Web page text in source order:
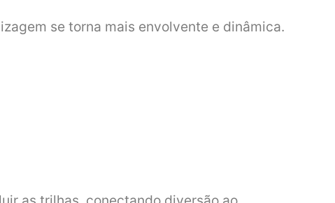
se torna mais envolvente e dinâmica.